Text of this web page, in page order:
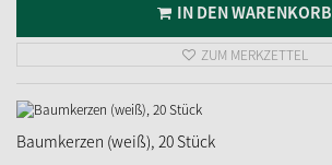
IN DEN WARENKORB
ZUM MERKZETTEL
Baumkerzen (weiß), 20 Stück